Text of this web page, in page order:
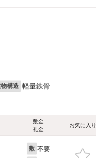
構造 軽量鉄骨
敷金
礼金
お気に入り
敷 不要